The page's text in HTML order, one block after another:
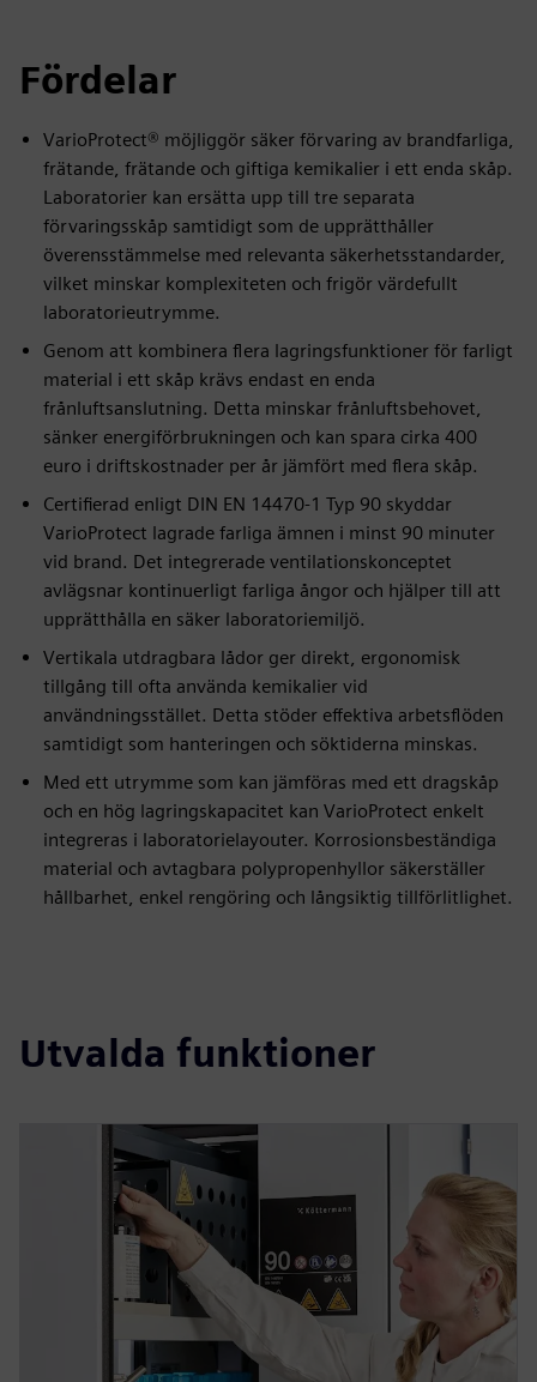
Fördelar
VarioProtect® möjliggör säker förvaring av brandfarliga,
frätande, frätande och giftiga kemikalier i ett enda skåp.
Laboratorier kan ersätta upp till tre separata
förvaringsskåp samtidigt som de upprätthåller
överensstämmelse med relevanta säkerhetsstandarder,
vilket minskar komplexiteten och frigör värdefullt
laboratorieutrymme.
Genom att kombinera flera lagringsfunktioner för farligt
material i ett skåp krävs endast en enda
frånluftsanslutning. Detta minskar frånluftsbehovet,
sänker energiförbrukningen och kan spara cirka 400
euro i driftskostnader per år jämfört med flera skåp.
Certifierad enligt DIN EN 14470-1 Typ 90 skyddar
VarioProtect lagrade farliga ämnen i minst 90 minuter
vid brand. Det integrerade ventilationskonceptet
avlägsnar kontinuerligt farliga ångor och hjälper till att
upprätthålla en säker laboratoriemiljö.
Vertikala utdragbara lådor ger direkt, ergonomisk
tillgång till ofta använda kemikalier vid
användningsstället. Detta stöder effektiva arbetsflöden
samtidigt som hanteringen och söktiderna minskas.
Med ett utrymme som kan jämföras med ett dragskåp
och en hög lagringskapacitet kan VarioProtect enkelt
integreras i laboratorielayouter. Korrosionsbeständiga
material och avtagbara polypropenhyllor säkerställer
hållbarhet, enkel rengöring och långsiktig tillförlitlighet.
Utvalda funktioner